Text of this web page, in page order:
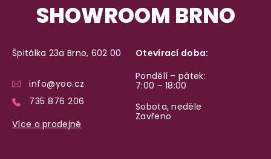
SHOWROOM BRNO
Špitálka 23a Brno, 602 00
info@yoo.cz
735 876 206
Více o prodejně
Otevírací doba:
Pondělí – pátek:
7:00 – 18:00
Sobota, neděle
Zavřeno